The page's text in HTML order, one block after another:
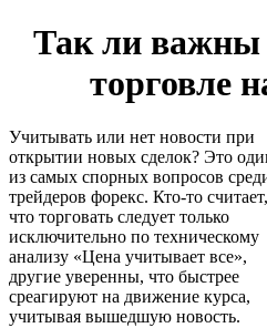
Так ли важны
торговле
Учитывать или нет новости при
открытии новых сделок? Это
из самых спорных вопросов
трейдеров форекс. Кто-то считает,
что торговать следует только
исключительно по техническому
анализу «Цена учитывает все»,
другие уверенны, что быстрее
среагируют на движение курса,
учитывая вышедшую новость.